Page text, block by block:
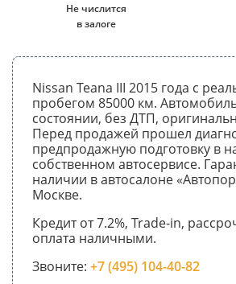
Не числится
в залоге
Nissan Teana III 2015 года с
пробегом 85000 км.
состоянии, без ДТП,
Перед продажей прошел
предпродажную подготовку в
собственном автосервисе.
наличии в автосалоне
Москве.
Кредит от 7.2%, Trade-in,
оплата наличными.
Звоните: +7 (495) 104-40-82